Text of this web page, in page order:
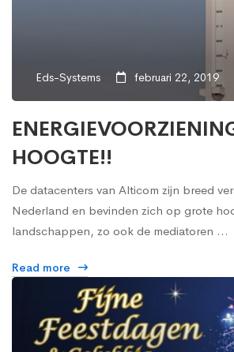
Eds-Systems februari 22, 2019
HOOGTE!!
De datacenters van Alticom zijn breed
Nederland en bevinden zich op grote
landschappen, zo ook de mediatoren …
Read more